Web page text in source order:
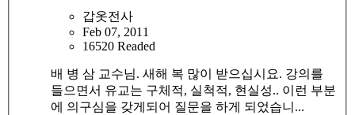
갑옷전사
Feb 07, 2011
16520 Readed
배 병 삼 교수님. 새해 복 많이 받으십시요. 강의를
들으면서 유교는 구체적, 실척적, 현실성.. 이런 부분
에 의구심을 갖게되어 질문을 하게 되었습니...